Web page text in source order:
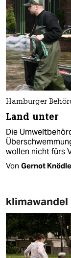
Hamburger
Land unter
Die
wollen nicht fürs
Von Gernot
klimawandel